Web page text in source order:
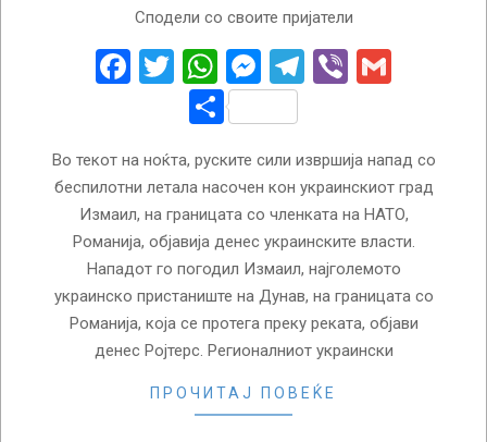
Сподели со своите пријатели
Facebook
Twitter
WhatsApp
Messenger
Telegram
Viber
Share
Во текот на ноќта, руските сили извршија напад со
беспилотни летала насочен кон украинскиот град
Измаил, на границата со членката на НАТО,
Романија, објавија денес украинските власти.
Нападот го погодил Измаил, најголемото
украинско пристаниште на Дунав, на границата со
Романија, која се протега преку реката, објави
денес Ројтерс. Регионалниот украински
ПРОЧИТАЈ ПОВЕЌЕ